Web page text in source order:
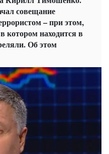
совещание
– при этом,
котором находится в
Об этом